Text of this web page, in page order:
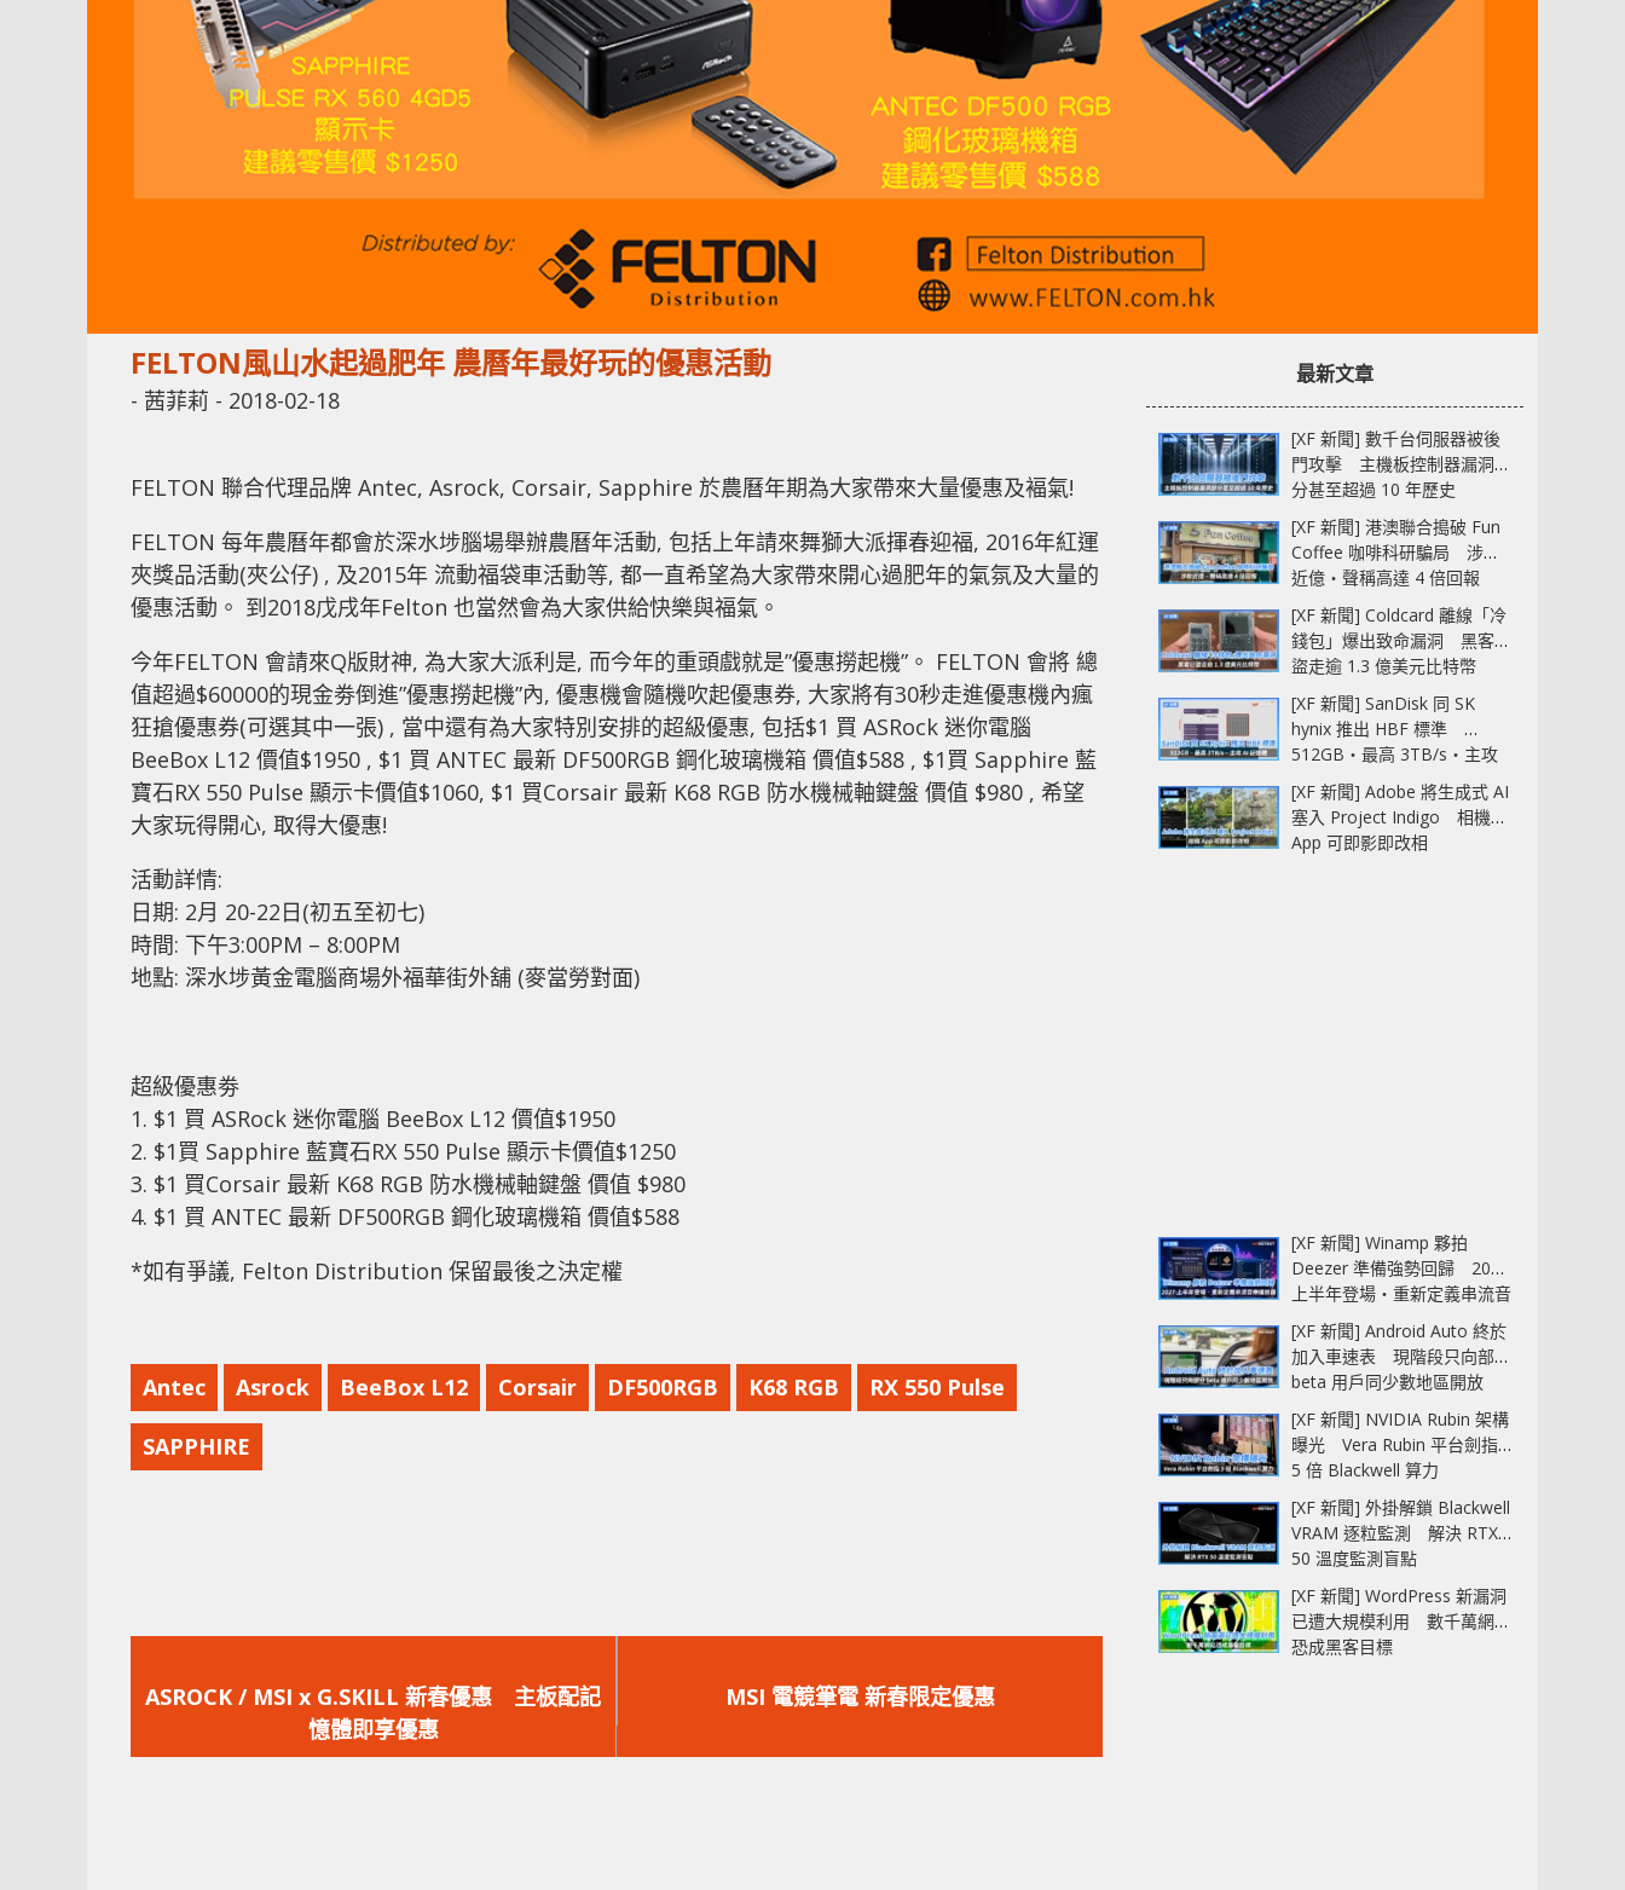
FELTON風山水起過肥年 農曆年最好玩的優惠活動
- 茜菲莉 - 2018-02-18
FELTON 聯合代理品牌 Antec, Asrock, Corsair, Sapphire 於農曆年期為大家帶來大量優惠及褔氣!
FELTON 每年農曆年都會於深水埗腦場舉辦農曆年活動, 包括上年請來舞獅大派揮春迎福, 2016年紅運
夾獎品活動(夾公仔) , 及2015年 流動福袋車活動等, 都一直希望為大家帶來開心過肥年的氣氛及大量的
優惠活動。 到2018戊戌年Felton 也當然會為大家供給快樂與福氣。
今年FELTON 會請來Q版財神, 為大家大派利是, 而今年的重頭戲就是”優惠撈起機”。 FELTON 會將 總
值超過$60000的現金劵倒進”優惠撈起機”內, 優惠機會隨機吹起優惠券, 大家將有30秒走進優惠機內瘋
狂搶優惠券(可選其中一張) , 當中還有為大家特別安排的超級優惠, 包括$1 買 ASRock 迷你電腦
BeeBox L12 價值$1950 , $1 買 ANTEC 最新 DF500RGB 鋼化玻璃機箱 價值$588 , $1買 Sapphire 藍
寶石RX 550 Pulse 顯示卡價值$1060, $1 買Corsair 最新 K68 RGB 防水機械軸鍵盤 價值 $980 , 希望
大家玩得開心, 取得大優惠!
活動詳情:
日期: 2月 20-22日(初五至初七)
時間: 下午3:00PM – 8:00PM
地點: 深水埗黃金電腦商場外福華街外舖 (麥當勞對面)
超級優惠劵
1. $1 買 ASRock 迷你電腦 BeeBox L12 價值$1950
2. $1買 Sapphire 藍寶石RX 550 Pulse 顯示卡價值$1250
3. $1 買Corsair 最新 K68 RGB 防水機械軸鍵盤 價值 $980
4. $1 買 ANTEC 最新 DF500RGB 鋼化玻璃機箱 價值$588
*如有爭議, Felton Distribution 保留最後之決定權
Antec Asrock BeeBox L12 Corsair DF500RGB K68 RGB RX 550 Pulse
SAPPHIRE
一
篇
文
ASROCK / MSI x G.SKILL 新春優惠 主板配記
憶體即享優惠
一
文
MSI 電競筆電 新春限定優惠
最新文章
[XF 新聞] 數千台伺服器被後
門攻擊 主機板控制器漏洞部
分甚至超過 10 年歷史
[XF 新聞] 港澳聯合搗破 Fun
Coffee 咖啡科研騙局 涉款
近億‧聲稱高達 4 倍回報
[XF 新聞] Coldcard 離線「冷
錢包」爆出致命漏洞 黑客已
盜走逾 1.3 億美元比特幣
[XF 新聞] SanDisk 同 SK
hynix 推出 HBF 標準
512GB‧最高 3TB/s‧主攻
AI 記憶體
[XF 新聞] Adobe 將生成式 AI
塞入 Project Indigo 相機
App 可即影即改相
[XF 新聞] Winamp 夥拍
Deezer 準備強勢回歸 2027
上半年登場‧重新定義串流音
樂播放器
[XF 新聞] Android Auto 終於
加入車速表 現階段只向部分
beta 用戶同少數地區開放
[XF 新聞] NVIDIA Rubin 架構
曝光 Vera Rubin 平台劍指
5 倍 Blackwell 算力
[XF 新聞] 外掛解鎖 Blackwell
VRAM 逐粒監測 解決 RTX
50 溫度監測盲點
[XF 新聞] WordPress 新漏洞
已遭大規模利用 數千萬網站
恐成黑客目標